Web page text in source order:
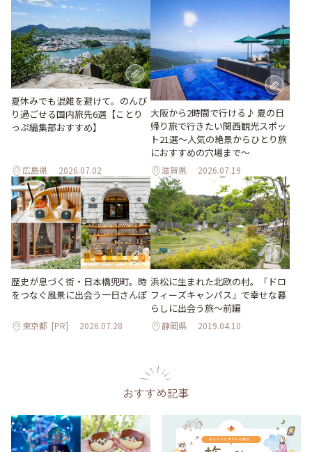
夏休みでも混雑を避けて。のんび
り過ごせる国内旅先6選【ことり
っぷ編集部おすすめ】
広島県 2026.07.02
大阪から2時間で行ける♪ 夏の日
帰り旅で行きたい関西観光スポッ
ト21選～人気の絶景からひとり旅
におすすめの穴場まで～
滋賀県 2026.07.19
歴史が息づく街・日本橋兜町。時
をつなぐ風景に出会う一日さんぽ
東京都 [PR] 2026.07.28
浜松に生まれた北欧の村。「ドロ
フィーズキャンパス」で幸せな暮
らしに出会う旅～前編
静岡県 2019.04.10
おすすめ記事